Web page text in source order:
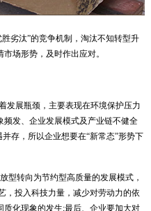
劣汰”的竞争机制，淘汰不知转型升
场形势，及时作出应对。
发展瓶颈，主要表现在环境保护压力
发、企业发展模式及产业链不健全
存，所以企业想要在“新常态”形势下
型转向为节约型高质量的发展模式，
，投入科技力量，减少对劳动力的依
化现象的发生;最后、企业要加大对